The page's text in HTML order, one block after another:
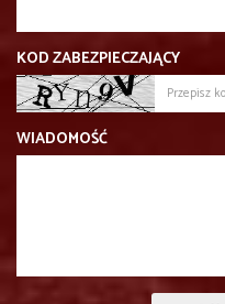
KOD ZABEZPIECZAJĄCY
WIADOMOŚĆ